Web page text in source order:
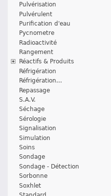
Pulvérisation
Pulvérulent
Purification d'eau
Pycnometre
Radioactivité
Rangement
Réactifs & Produits
Réfrigération
Réfrigération...
Repassage
S.A.V.
Séchage
Sérologie
Signalisation
Simulation
Soins
Sondage
Sondage - Détection
Sorbonne
Soxhlet